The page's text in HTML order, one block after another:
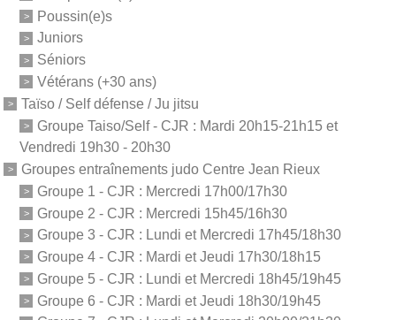
Poussin(e)s
Juniors
Séniors
Vétérans (+30 ans)
Taïso / Self défense / Ju jitsu
Groupe Taiso/Self - CJR : Mardi 20h15-21h15 et
Vendredi 19h30 - 20h30
Groupes entraînements judo Centre Jean Rieux
Groupe 1 - CJR : Mercredi 17h00/17h30
Groupe 2 - CJR : Mercredi 15h45/16h30
Groupe 3 - CJR : Lundi et Mercredi 17h45/18h30
Groupe 4 - CJR : Mardi et Jeudi 17h30/18h15
Groupe 5 - CJR : Lundi et Mercredi 18h45/19h45
Groupe 6 - CJR : Mardi et Jeudi 18h30/19h45